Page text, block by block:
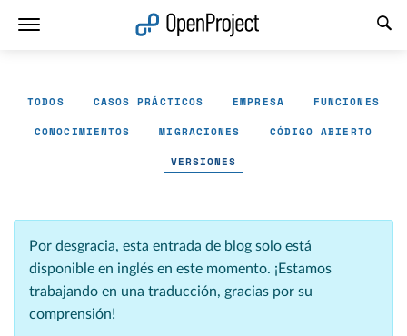
TODOS CASOS PRÁCTICOS EMPRESA FUNCIONES
CONOCIMIENTOS MIGRACIONES CÓDIGO ABIERTO
VERSIONES
Por desgracia, esta entrada de blog solo está
disponible en inglés en este momento. ¡Estamos
trabajando en una traducción, gracias por su
comprensión!
Abrir vínculo en un nuevo panel